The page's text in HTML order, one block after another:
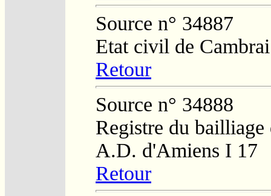
Source n° 34887
Etat civil de Cambrai
Retour
Source n° 34888
Registre du
A.D. d'Amiens I 17
Retour